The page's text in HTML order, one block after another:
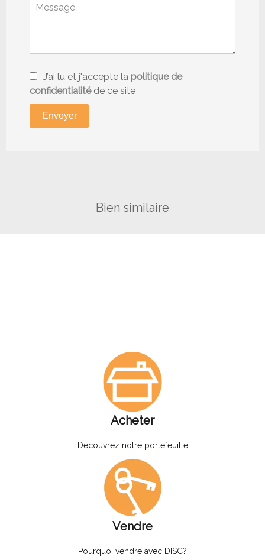
J’ai lu et j'accepte la politique de
confidentialitéde ce site
Envoyer
Bien similaire
Acheter
Découvrez notre portefeuille
Vendre
Pourquoi vendre avec DISC?